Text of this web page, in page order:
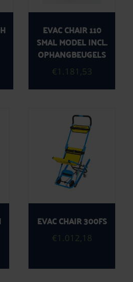
EVAC CHAIR 110
SMAL MODEL INCL.
OPHANGBEUGELS
€1.181,53
EVAC CHAIR 300FS
€1.012,18